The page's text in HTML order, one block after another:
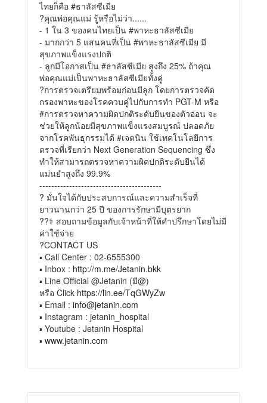
ไทยก็คือ #ธาลัสซีเมีย
?คุณพ่อคุณแม่ รู้หรือไม่ว่า......
- 1 ใน 3 ของคนไทยเป็น #พาหะธาลัสซีเมีย
- มากกว่า 5 แสนคนที่เป็น #พาหะธาลัสซีเมีย มี
สุขภาพแข็งแรงปกติ
- ลูกมีโอกาสเป็น #ธาลัสซีเมีย สูงถึง 25% ถ้าคุณ
พ่อคุณแม่เป็นพาหะธาลัสซีเมียทั้งคู่
?การตรวจเตรียมพร้อมก่อนมีลูก โดยการตรวจคัด
กรองพาหะของโรคควบคู่ไปกับการทำ PGT-M หรือ
#การตรวจหาความผิดปกติระดับยีนของตัวอ่อน จะ
ช่วยให้ลูกน้อยมีสุขภาพแข็งแรงสมบูรณ์ ปลอดภัย
จากโรคพันธุกรรมได้ #เจตนิน ใช้เทคโนโลยีการ
ตรวจที่เรียกว่า Next Generation Sequencing ซึ่ง
ทำให้สามารถตรวจหาความผิดปกติระดับยีนได้
แม่นยำสูงถึง 99.9%
-----------------------------------------
? มั่นใจได้กับประสบการณ์และความสำเร็จที่
ยาวนานกว่า 25 ปี ของการรักษามีบุตรยาก
??‍⚕️ สอบถามข้อมูลกับเจ้าหน้าที่ให้คำปรึกษาโดยไม่มี
ค่าใช้จ่าย
?CONTACT US
▪️ Call Center : 02-6555300
▪️ Inbox : http://m.me/Jetanin.bkk
▪️ Line Official @Jetanin (มี@)
หรือ Click https://lin.ee/TqGWyZw
▪️ Email : info@jetanin.com
▪️ Instagram : jetanin_hospital
▪️ Youtube : Jetanin Hospital
▪️ www.jetanin.com